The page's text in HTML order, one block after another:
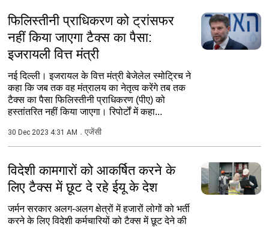
फिलिस्तीनी प्राधिकरण को ट्रांसफर
नहीं किया जाएगा टैक्स का पैसा:
इजरायली वित्त मंत्री
नई दिल्ली। इजरायल के वित्त मंत्री बेजेलेल स्मोट्रिच ने
कहा कि जब तक वह मंत्रालय का नेतृत्व करेंगे तब तक
टैक्स का पैसा फिलिस्तीनी प्राधिकरण (पीए) को
हस्तांतरित नहीं किया जाएगा। रिपोर्टों में कहा...
30 Dec 2023 4:31 AM एजेंसी
विदेशी कामगारों को आकर्षित करने के
लिए टैक्स में छूट दे रहे ईयू के देश
जर्मन सरकार अलग-अलग क्षेत्रों में हजारों लोगों को भर्ती
करने के लिए विदेशी कर्मचारियों को टैक्स में छूट देने की